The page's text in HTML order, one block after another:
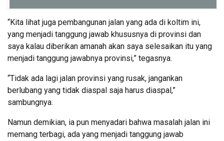
“Kita lihat juga pembangunan jalan yang ada di koltim ini,
yang menjadi tanggung jawab khususnya di provinsi dan
saya kalau diberikan amanah akan saya selesaikan itu yang
menjadi tanggung jawabnya provinsi,” tegasnya.
“Tidak ada lagi jalan provinsi yang rusak, jangankan
berlubang yang tidak diaspal saja harus diaspal,”
sambungnya.
Namun demikian, ia pun menyadari bahwa masalah jalan ini
memang terbagi, ada yang menjadi tanggung jawab